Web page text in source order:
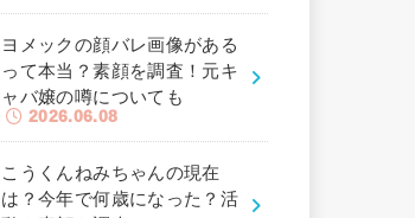
ヨメックの顔バレ画像がある
って本当？素顔を調査！元キ
ャバ嬢の噂についても
2026.06.08
こうくんねみちゃんの現在
は？今年で何歳になった？活